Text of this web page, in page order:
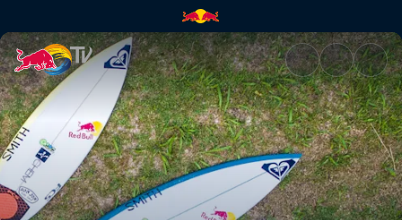
Tohle je Caroline | Red Bull